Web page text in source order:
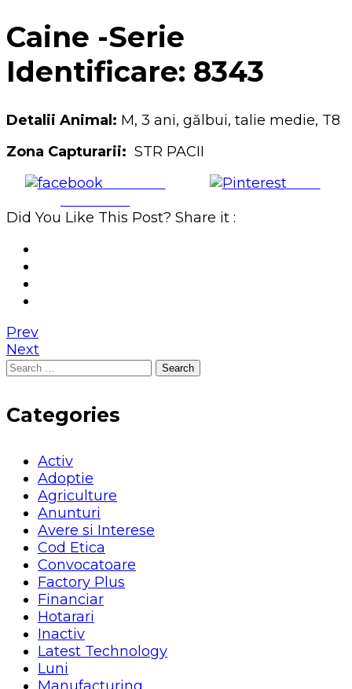
Caine -Serie
Identificare: 8343
Detalii Animal: M, 3 ani, gălbui, talie medie, T8
Zona Capturarii: STR PACII
Share on
Save
Did You Like This Post? Share it :
Prev
Next
Search
Categories
Activ
Adoptie
Agriculture
Anunturi
Avere si Interese
Cod Etica
Convocatoare
Factory Plus
Financiar
Hotarari
Inactiv
Latest Technology
Luni